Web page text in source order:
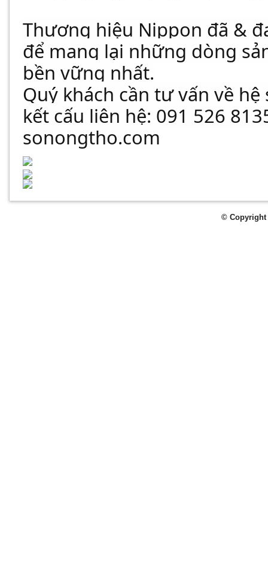
Thương hiệu Nippon đã &
để mang lại những dòng
bền vững nhất.
Quý khách cần tư vấn về
kết cấu liên hệ: 091 526
sonongtho.com
© Copyright